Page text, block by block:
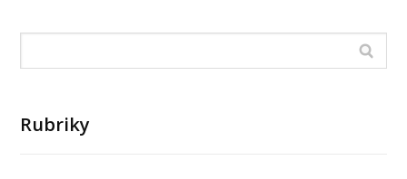
Rubriky